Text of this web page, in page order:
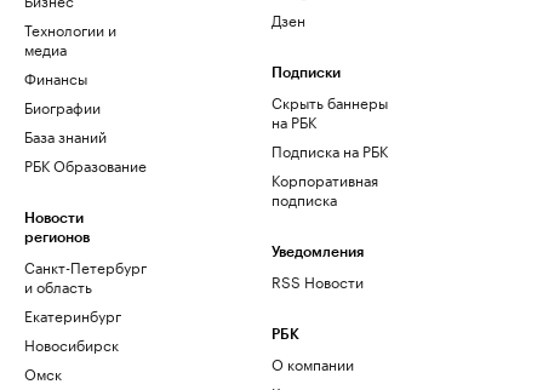
Технологии и
медиа
Финансы
Биографии
База знаний
РБК Образование
Новости
регионов
Санкт-Петербург
и область
Екатеринбург
Новосибирск
Омск
Дзен
Подписки
Скрыть баннеры
на РБК
Подписка на РБК
Корпоративная
подписка
Уведомления
RSS Новости
РБК
О компании